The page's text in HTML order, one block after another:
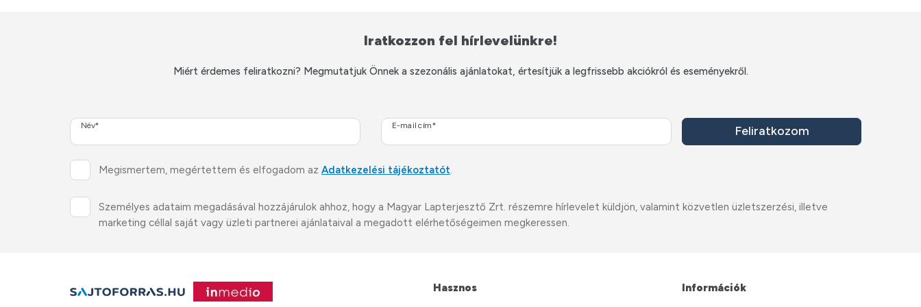
Iratkozzon fel hírlevelünkre!
Miért érdemes feliratkozni? Megmutatjuk Önnek a szezonális ajánlatokat, értesítjük a legfrissebb akciókról és eseményekről.
Név* E-mail cím* Feliratkozom
Megismertem, megértettem és elfogadom az Adatkezelési tájékoztatót.
Személyes adataim megadásával hozzájárulok ahhoz, hogy a Magyar Lapterjesztő Zrt. részemre hírlevelet küldjön, valamint közvetlen üzletszerzési, illetve
marketing céllal saját vagy üzleti partnerei ajánlataival a megadott elérhetőségeimen megkeressen.
Hasznos Információk